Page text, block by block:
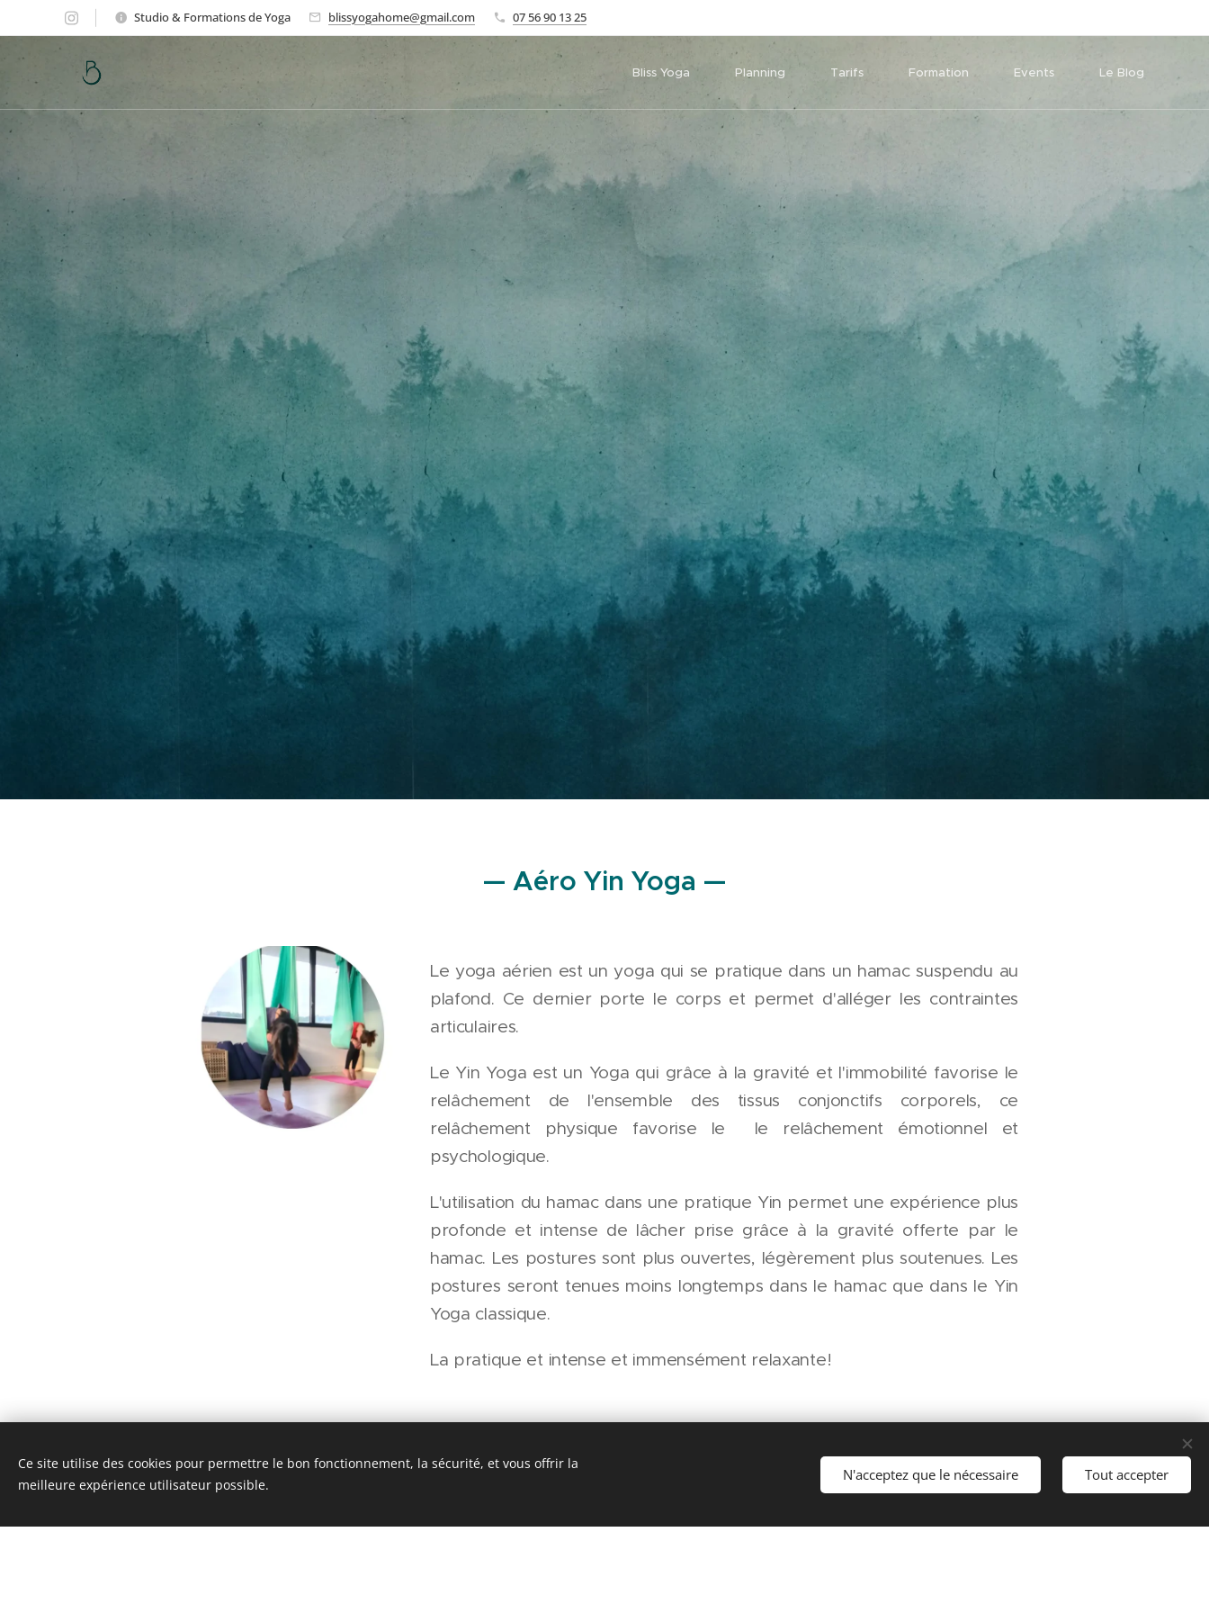
Studio & Formations de Yoga blissyogahome@gmail.com 07 56 90 13 25
Bliss Yoga Planning Tarifs Formation Events Le Blog
— Aéro Yin Yoga —
Le yoga aérien est un yoga qui se pratique dans un hamac suspendu au
plafond. Ce dernier porte le corps et permet d'alléger les contraintes
articulaires.
Le Yin Yoga est un Yoga qui grâce à la gravité et l'immobilité favorise le
relâchement de l'ensemble des tissus conjonctifs corporels, ce
relâchement physique favorise le le relâchement émotionnel et
psychologique.
L'utilisation du hamac dans une pratique Yin permet une expérience plus
profonde et intense de lâcher prise grâce à la gravité offerte par le
hamac. Les postures sont plus ouvertes, légèrement plus soutenues. Les
postures seront tenues moins longtemps dans le hamac que dans le Yin
Yoga classique.
La pratique et intense et immensément relaxante!
Ce site utilise des cookies pour permettre le bon fonctionnement, la sécurité, et vous offrir la
meilleure expérience utilisateur possible.
N'acceptez que le nécessaire Tout accepter